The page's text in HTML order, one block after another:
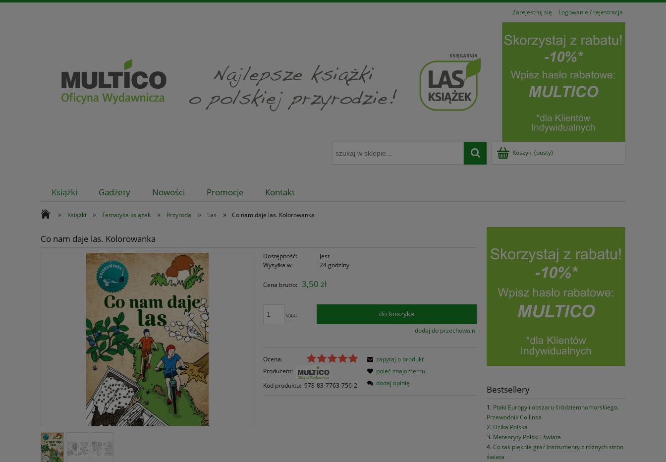
Zarejestruj się Logowanie / rejestracja
Koszyk: (pusty)
Książki Gadżety Nowości Promocje Kontakt
» Książki » Tematyka książek » Przyroda » Las » Co nam daje las. Kolorowanka
Co nam daje las. Kolorowanka
Dostępność:
Jest
Wysyłka w:
24 godziny
Cena brutto: 3,50 zł
egz. do koszyka
dodaj do przechowalni
Ocena:
Producent:
Kod produktu: 978-83-7763-756-2
zapytaj o produkt
poleć znajomemu
dodaj opinię
Bestsellery
Ptaki Europy i obszaru śródziemnomorskiego.
Przewodnik Collinsa
Dzika Polska
Meteoryty Polski i świata
Co tak pięknie gra? Instrumenty z różnych stron
świata